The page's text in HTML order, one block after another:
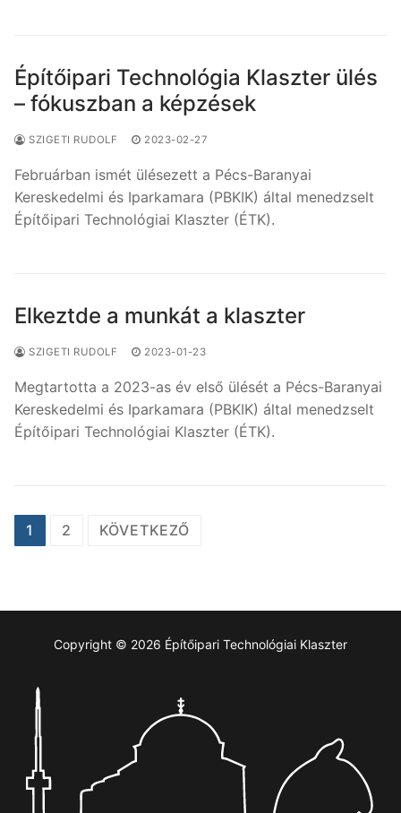
Építőipari Technológia Klaszter ülés
– fókuszban a képzések
SZIGETI RUDOLF 2023-02-27
Februárban ismét ülésezett a Pécs-Baranyai
Kereskedelmi és Iparkamara (PBKIK) által menedzselt
Építőipari Technológiai Klaszter (ÉTK).
Elkeztde a munkát a klaszter
SZIGETI RUDOLF 2023-01-23
Megtartotta a 2023-as év első ülését a Pécs-Baranyai
Kereskedelmi és Iparkamara (PBKIK) által menedzselt
Építőipari Technológiai Klaszter (ÉTK).
Bejegyzések
1 2 KÖVETKEZŐ
Copyright © 2026 Építőipari Technológiai Klaszter